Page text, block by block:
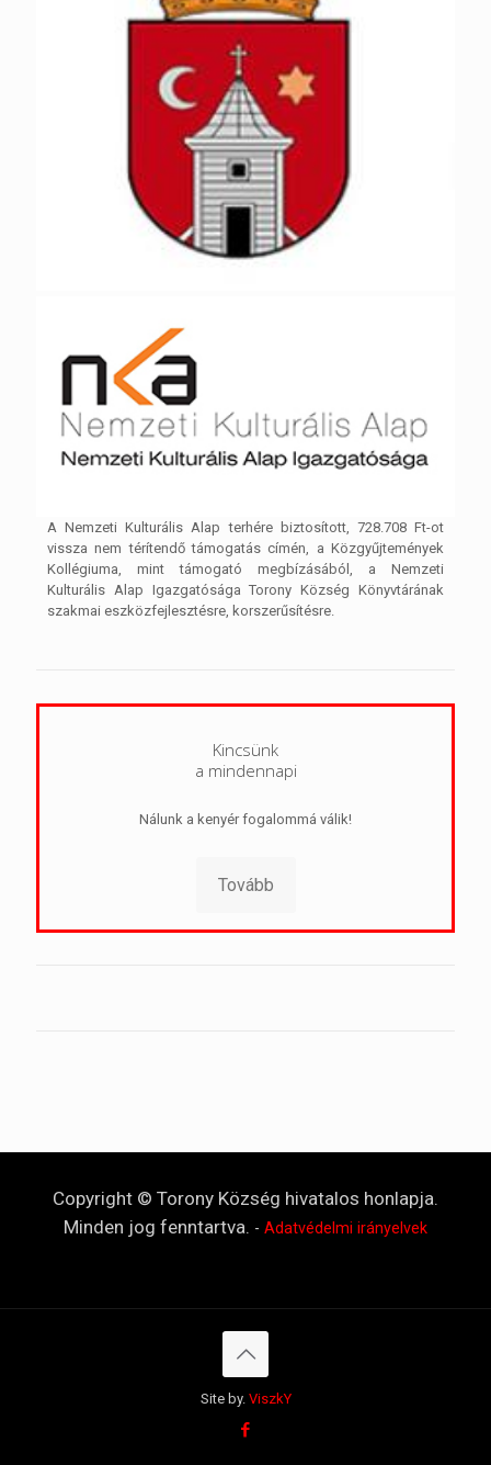
A Nemzeti Kulturális Alap terhére biztosított, 728.708 Ft-ot
vissza nem térítendő támogatás címén, a Közgyűjtemények
Kollégiuma, mint támogató megbízásából, a Nemzeti
Kulturális Alap Igazgatósága Torony Község Könyvtárának
szakmai eszközfejlesztésre, korszerűsítésre.
Kincsünk
a mindennapi
Nálunk a kenyér fogalommá válik!
Tovább
Copyright © Torony Község hivatalos honlapja.
Minden jog fenntartva. - Adatvédelmi irányelvek
Site by. ViszkY